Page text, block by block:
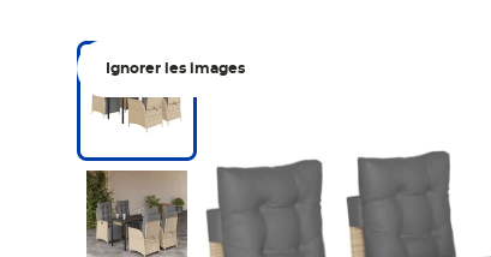
Ignorer les images